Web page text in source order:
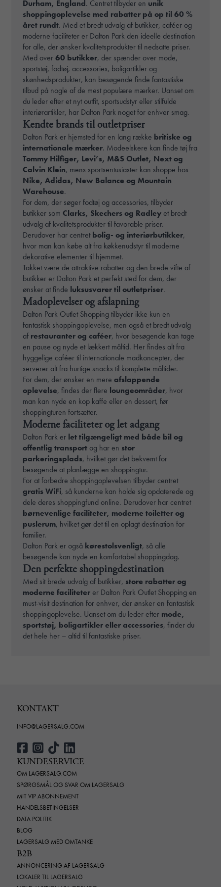
Durham, England. Centret tilbyder en unik
shoppingoplevelse med rabatter på op til 60 %
året rundt. Med et bredt udvalg af butikker, caféer og
moderne faciliteter er Dalton Park den ideelle destination
for alle, der ønsker kvalitetsprodukter til nedsatte priser.
Med over60 butikker, der spænder over mode,
sportstøj, fodtøj, accessories, boligartikler og
skønhedsprodukter, kan besøgende finde fantastiske
tilbud på nogle af de mest populære mærker. Uanset om
du leder efter et nyt outfit, sportsudstyr eller stilfulde
interiørartikler, har Dalton Park noget for enhver smag.
Kendte brands til outletpriser
Dalton Park er hjemsted for en lang række britiske og
internationale mærker. Modeelskere kan finde tøj fra
Tommy Hilfiger, Levi’s, M&S Outlet, Next og
Calvin Klein, mens sportsentusiaster kan shoppe hos
Nike, Adidas, New Balance og Mountain
Warehouse.
For dem, der søger fodtøj og accessories, tilbyder
butikker som Clarks, Skechers og Radley et bredt
udvalg af kvalitetsprodukter til favorable priser.
Derudover har centretbolig- og interiørbutikker,
hvor man kan købe alt fra køkkenudstyr til moderne
dekorative elementer til hjemmet.
Takket være de attraktive rabatter og den brede vifte af
butikker er Dalton Park et perfekt sted for dem, der
ønsker at finde luksusvarer til outletpriser.
Madoplevelser og afslapning
Dalton Park Outlet Shopping tilbyder ikke kun en
fantastisk shoppingoplevelse, men også et bredt udvalg
af restauranter og caféer, hvor besøgende kan tage
en pause og nyde et lækkert måltid. Her findes alt fra
hyggelige caféer til internationale madkoncepter, der
serverer alt fra hurtige snacks til komplette måltider.
For dem, der ønsker en mereafslappende
oplevelse, findes der flere loungeområder, hvor
man kan nyde en kop kaffe eller en dessert, før
shoppingturen fortsætter.
Moderne faciliteter og let adgang
Dalton Park er let tilgængeligt med både bil og
offentlig transportog har en stor
parkeringsplads, hvilket gør det bekvemt for
besøgende at planlægge en shoppingtur.
For at forbedre shoppingoplevelsen tilbyder centret
gratis WiFi, så kunderne kan holde sig opdaterede og
dele deres shoppingfund online. Derudover har centret
børnevenlige faciliteter, moderne toiletter og
puslerum, hvilket gør det til en oplagt destination for
familier.
Dalton Park er også kørestolsvenligt, så alle
besøgende kan nyde en komfortabel shoppingdag.
Den perfekte shoppingdestination
Med sit brede udvalg af butikker, store rabatter og
moderne faciliteter er Dalton Park Outlet Shopping en
must-visit destination for enhver, der ønsker en fantastisk
shoppingoplevelse. Uanset om du leder efter mode,
sportstøj, boligartikler eller accessories, finder du
det hele her – altid til fantastiske priser.
KONTAKT
INFO@LAGERSALG.COM
KUNDESERVICE
OM LAGERSALG.COM
SPØRGSMÅL OG SVAR OM LAGERSALG
MIT VIP ABONNEMENT
HANDELSBETINGELSER
DATA POLITIK
BLOG
LAGERSALG MED OMTANKE
B2B
ANNONCERING AF LAGERSALG
LOKALER TIL LAGERSALG